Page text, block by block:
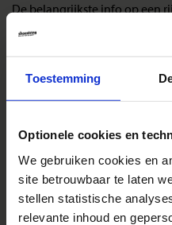
Toestemming
Optionele cookies en
We gebruiken cookies en
site betrouwbaar te laten
stellen statistische
relevante inhoud en
De belangrijkste info op een
Bestemmingen
Duurzaam reizen
Reis- en
Inloggen op mijn.Shoestring
Reisthema's
Groepsreizen